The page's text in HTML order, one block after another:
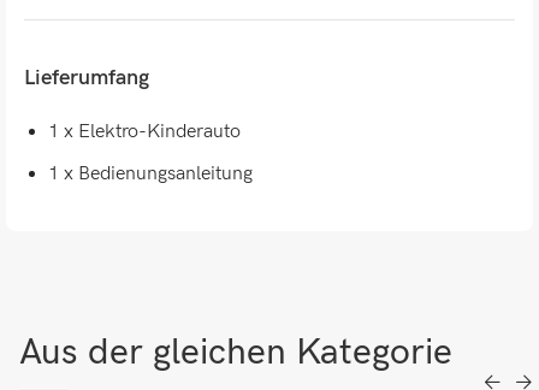
Lieferumfang
1 x Elektro-Kinderauto
1 x Bedienungsanleitung
Aus der gleichen Kategorie